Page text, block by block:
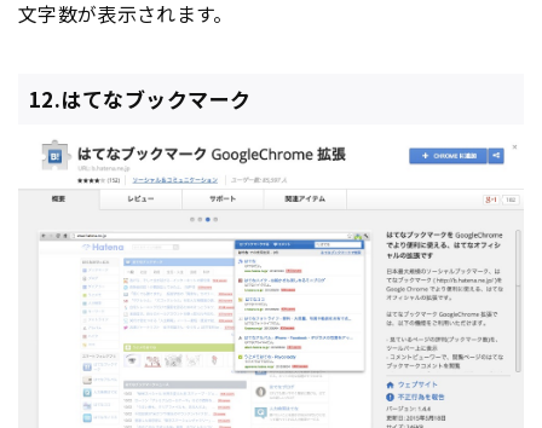
文字数が表示されます。
12.はてなブックマーク